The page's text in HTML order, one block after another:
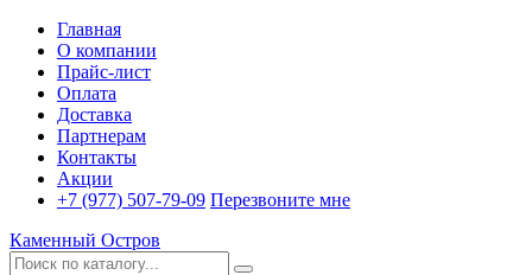
Главная
О компании
Прайс-лист
Оплата
Доставка
Партнерам
Контакты
Акции
+7 (977) 507-79-09 Перезвоните мне
Каменный Остров